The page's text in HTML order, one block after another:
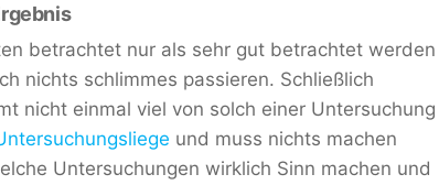
betrachtet nur als sehr gut betrachtet werden
nichts schlimmes passieren. Schließlich
nicht einmal viel von solch einer Untersuchung
und muss nichts machen
Untersuchungen wirklich Sinn machen und